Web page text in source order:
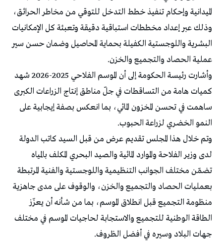
الميدانية وإحكام تنفيذ خطط التدخل للتوقي من مخاطر الحرائق،
وذلك عبر إعداد مخططات استباقية دقيقة وتعبئة كل الإمكانيات
البشرية واللوجستية الكفيلة بحماية المحاصيل وضمان حسن سير
عملية الحصاد والتجميع والخزن.
وأشارت رئيسة الحكومة إلى أن الموسم الفلاحي 2025-2026 شهد
كميات هامة من التساقطات في جلّ مناطق إنتاج الزراعات الكبرى
ساهمت في تحسن المخزون المائي، بما انعكس بصفة إيجابية على
النمو الخضري لزراعة الحبوب.
وتم خلال هذا المجلس تقديم عرض من قبل السيد كاتب الدولة
لدى وزير الفلاحة والموارد المائية والصيد البحري المكلف بالمياه
تضمّن مختلف الجوانب التنظيمية واللوجستية والفنية المرتبطة
بعمليات الحصاد والتجميع والخزن، والوقوف على مدى جاهزية
منظومة التجميع قبل انطلاق الموسم، بما من شأنه أن يعزّز
الطاقة الوطنية للتجميع والاستجابة لحاجيات الموسم في مختلف
جهات البلاد وسيره في أفضل الظروف.